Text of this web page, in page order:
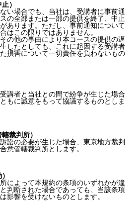
）
い場合でも、当社は、受講者に事前通
の全部または一部の提供を終了、中止
あります。ただし、事前通知について
はこの限りではありません。
の他の事由により本コースの提供の遅
したとしても、これに起因する受講者
損害について一切責任を負わないもの
講者と当社との間で紛争が生じた場合
もに誠意をもって協議するものとしま
裁判所）
訟の必要が生じた場合、東京地方裁判
意管轄裁判所とします。
によって本規約の条項のいずれかが違
判断された場合であっても、当該条項
影響を受けないものとします。